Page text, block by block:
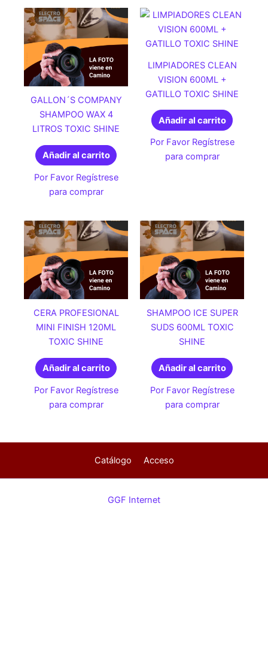
GALLON´S COMPANY
SHAMPOO WAX 4
LITROS TOXIC SHINE
Añadir al carrito
Por Favor Regístrese
para comprar
LIMPIADORES CLEAN
VISION 600ML +
GATILLO TOXIC SHINE
Añadir al carrito
Por Favor Regístrese
para comprar
CERA PROFESIONAL
MINI FINISH 120ML
TOXIC SHINE
Añadir al carrito
Por Favor Regístrese
para comprar
SHAMPOO ICE SUPER
SUDS 600ML TOXIC
SHINE
Añadir al carrito
Por Favor Regístrese
para comprar
Catálogo Acceso
GGF Internet